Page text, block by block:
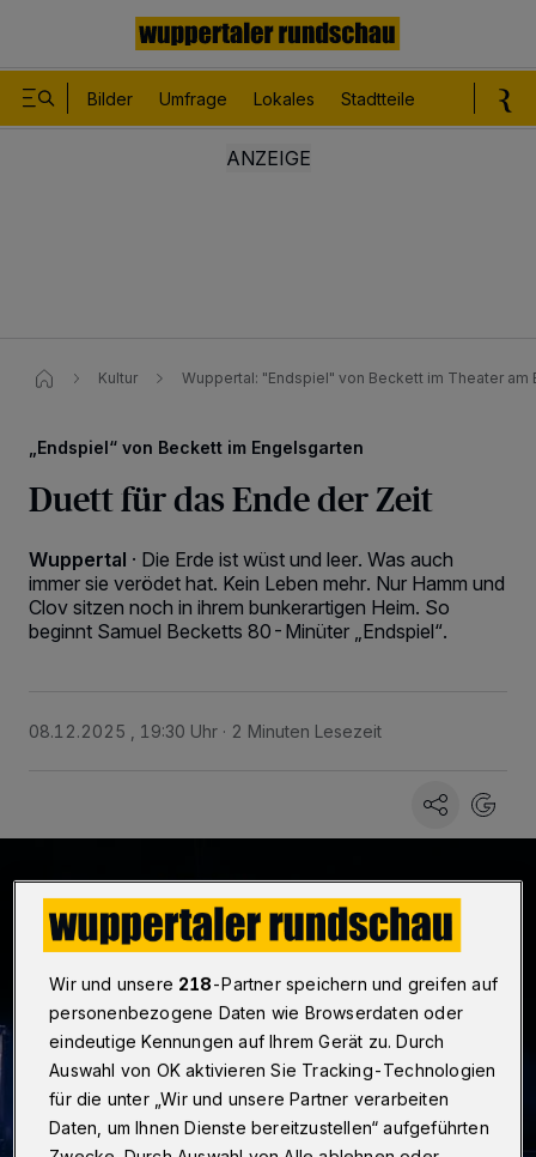
Bilder Umfrage Lokales Stadtteile
Kultur Wuppertal: "Endspiel" von Beckett im Theater am
„Endspiel“ von Beckett im Engelsgarten
Duett für das Ende der Zeit
Wuppertal · Die Erde ist wüst und leer. Was auch
immer sie verödet hat. Kein Leben mehr. Nur Hamm und
Clov sitzen noch in ihrem bunkerartigen Heim. So
beginnt Samuel Becketts 80-Minüter „Endspiel“.
08.12.2025 , 19:30 Uhr 2 Minuten Lesezeit
Wir und unsere 218-Partner speichern und greifen auf
personenbezogene Daten wie Browserdaten oder
eindeutige Kennungen auf Ihrem Gerät zu. Durch
Auswahl von OK aktivieren Sie Tracking-Technologien
für die unter „Wir und unsere Partner verarbeiten
Daten, um Ihnen Dienste bereitzustellen“ aufgeführten